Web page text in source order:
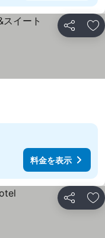
シェア お
料金を表示
シェア お